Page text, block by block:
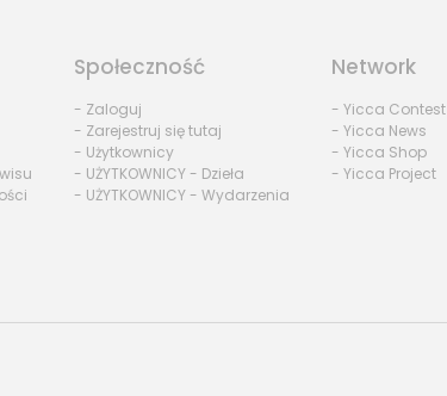
Społeczność
- Zaloguj
- Zarejestruj się tutaj
- Użytkownicy
- UŻYTKOWNICY - Dzieła
- UŻYTKOWNICY - Wydarzenia
Network
- Yicca Contest
- Yicca News
- Yicca Shop
- Yicca Project